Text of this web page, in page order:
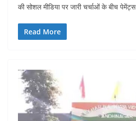
की सोशल मीडिया पर जारी चर्चाओं के बीच पेमेंट्स
Read More